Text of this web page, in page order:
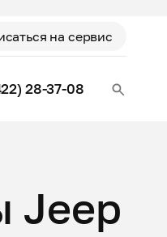
на сервис
28-37-08
Jeep